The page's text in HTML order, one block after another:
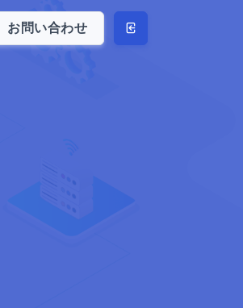
お問い合わせ